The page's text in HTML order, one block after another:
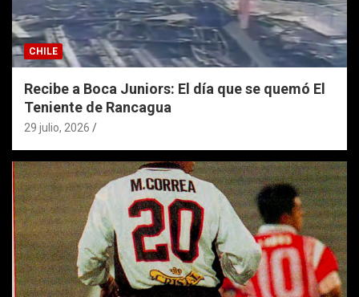
CHILE
Recibe a Boca Juniors: El día que se quemó El
Teniente de Rancagua
29 julio, 2026